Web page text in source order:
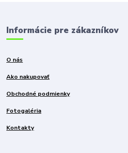
Informácie pre zákazníkov
O nás
Ako nakupovať
Obchodné podmienky
Fotogaléria
Kontakty